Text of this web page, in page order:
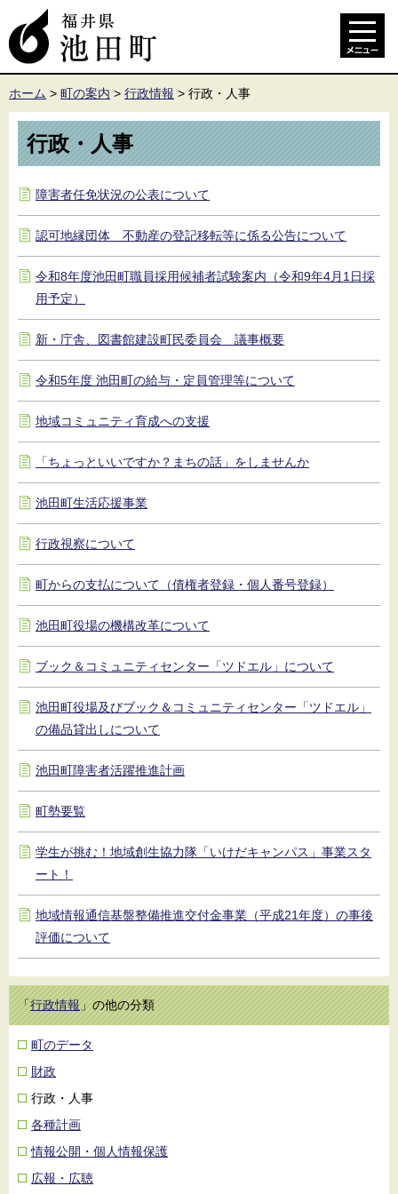
ホーム > 町の案内 > 行政情報 > 行政・人事
行政・人事
障害者任免状況の公表について
認可地縁団体 不動産の登記移転等に係る公告について
令和8年度池田町職員採用候補者試験案内（令和9年4月1日採
用予定）
新・庁舎、図書館建設町民委員会 議事概要
令和5年度 池田町の給与・定員管理等について
地域コミュニティ育成への支援
「ちょっといいですか？まちの話」をしませんか
池田町生活応援事業
行政視察について
町からの支払について（債権者登録・個人番号登録）
池田町役場の機構改革について
ブック＆コミュニティセンター「ツドエル」について
池田町役場及びブック＆コミュニティセンター「ツドエル」
の備品貸出しについて
池田町障害者活躍推進計画
町勢要覧
学生が挑む！地域創生協力隊「いけだキャンパス」事業スタ
ート！
地域情報通信基盤整備推進交付金事業（平成21年度）の事後
評価について
「行政情報」の他の分類
町のデータ
財政
行政・人事
各種計画
情報公開・個人情報保護
広報・広聴